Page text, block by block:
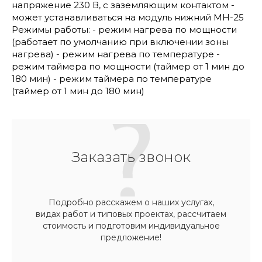
напряжение 230 В, с заземляющим контактом -
может устанавливаться на модуль нижний МН-25
Режимы работы: - режим нагрева по мощности
(работает по умолчанию при включении зоны
нагрева) - режим нагрева по температуре -
режим таймера по мощности (таймер от 1 мин до
180 мин) - режим таймера по температуре
(таймер от 1 мин до 180 мин)
Заказать звонок
Подробно расскажем о наших услугах,
видах работ и типовых проектах, рассчитаем
стоимость и подготовим индивидуальное
предложение!